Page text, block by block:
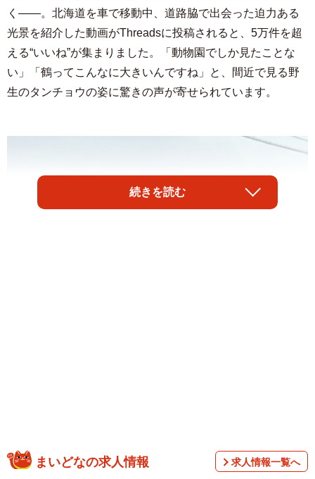
く――。北海道を車で移動中、道路脇で出会った迫力ある
光景を紹介した動画がThreadsに投稿されると、5万件を超
える“いいね”が集まりました。「動物園でしか見たことな
い」「鶴ってこんなに大きいんですね」と、間近で見る野
生のタンチョウの姿に驚きの声が寄せられています。
1/7
続きを読む
まいどなの求人情報 求人情報一覧へ